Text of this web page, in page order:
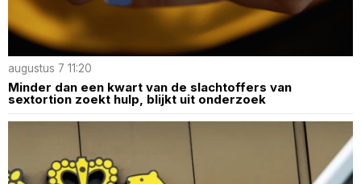
augustus 7 11:20
Minder dan een kwart van de slachtoffers van
sextortion zoekt hulp, blijkt uit onderzoek